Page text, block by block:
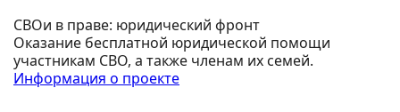
СВОи в праве: юридический фронт
Оказание бесплатной юридической помощи
участникам СВО, а также членам их семей.
Информация о проекте